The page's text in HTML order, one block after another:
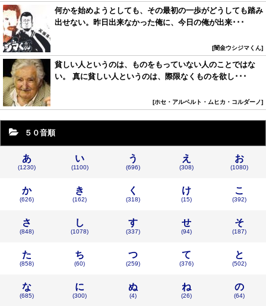
何かを始めようとしても、その最初の一歩がどうしても踏み
出せない。昨日出来なかった俺に、今日の俺が出来･･･
闇金ウシジマくん
貧しい人というのは、ものをもっていない人のことではな
い。 真に貧しい人というのは、際限なくものを欲し･･･
ホセ・アルベルト・ムヒカ・コルダーノ
５０音順
あ
(1230)
い
(1100)
う
(696)
え
(308)
お
(1080)
か
(626)
き
(162)
く
(318)
け
(15)
こ
(392)
さ
(848)
し
(1078)
す
(337)
せ
(94)
そ
(187)
た
(858)
ち
(60)
つ
(259)
て
(376)
と
(502)
な
(685)
に
(300)
ぬ
(4)
ね
(26)
の
(64)